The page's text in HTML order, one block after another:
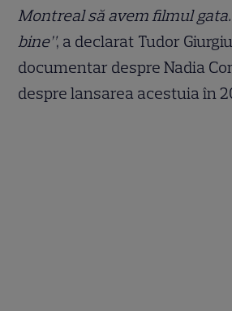
Montreal să avem filmul
bine”, a declarat Tudor
documentar despre Nadia
despre lansarea acestuia în